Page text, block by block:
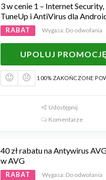
3 w cenie 1 – Internet Security,
TuneUp i AntiVirus dla
RABAT Wygasa: Do odwołania
UPOLUJ PROMOCJĘ
100% ZAKOŃCZONE
Udostępnij
Komentarze
40 zł rabatu na Antywirus
w AVG
RABAT Wygasa: Do odwołania